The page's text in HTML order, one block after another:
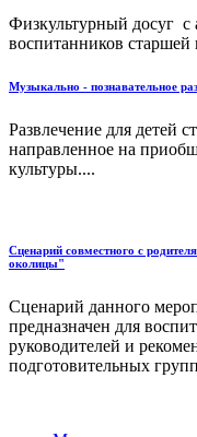
Физкультурный досуг с
воспитанников старшей
Музыкально - познавательное
Развлечение для детей
направленное на
культуры....
Сценарий совместного с
околицы"
Сценарий данного
предназначен для
руководителей и
подготовительных